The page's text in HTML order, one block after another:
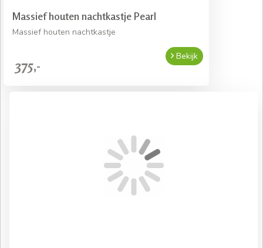
Massief houten nachtkastje Pearl
Massief houten nachtkastje
375,-
Bekijk